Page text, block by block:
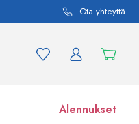
Ota yhteyttä
Alennukset